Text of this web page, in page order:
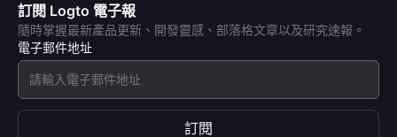
訂閱 Logto 電子報
隨時掌握最新產品更新、開發靈感、部落格文章以及研究速報。
電子郵件地址
訂閱